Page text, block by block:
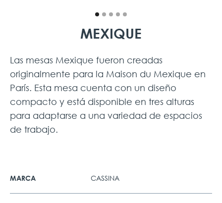
MEXIQUE
Las mesas Mexique fueron creadas
originalmente para la Maison du Mexique en
París. Esta mesa cuenta con un diseño
compacto y está disponible en tres alturas
para adaptarse a una variedad de espacios
de trabajo.
MARCA CASSINA